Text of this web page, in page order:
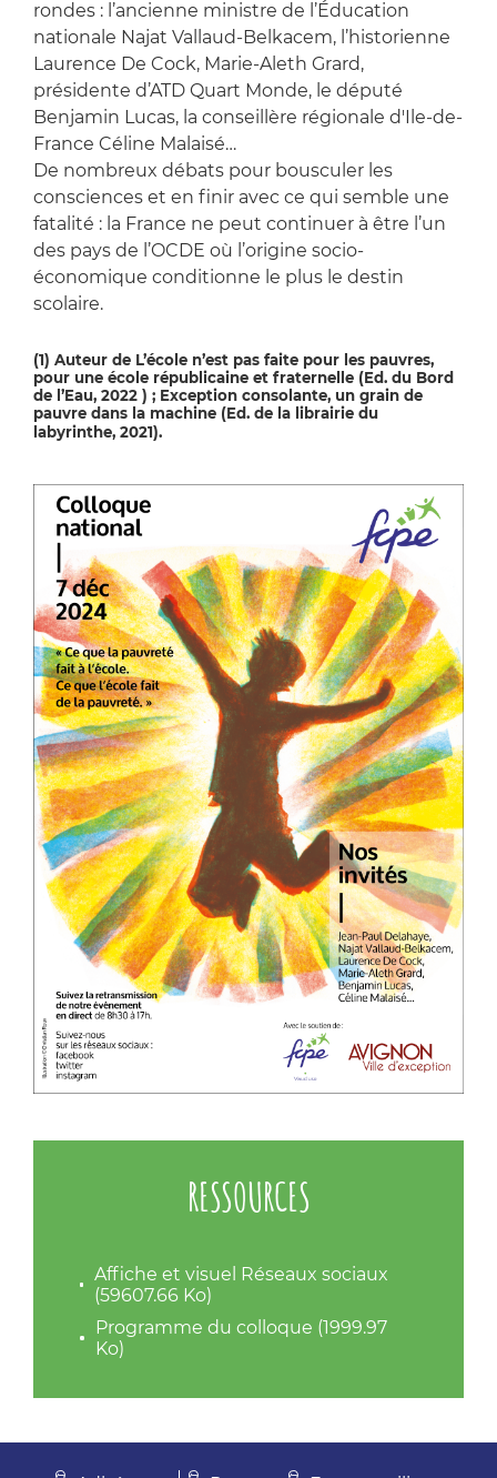
rondes : l’ancienne ministre de l’Éducation
nationale Najat Vallaud-Belkacem, l’historienne
Laurence De Cock, Marie-Aleth Grard,
présidente d’ATD Quart Monde, le député
Benjamin Lucas, la conseillère régionale d'Ile-de-
France Céline Malaisé…
De nombreux débats pour bousculer les
consciences et en finir avec ce qui semble une
fatalité : la France ne peut continuer à être l’un
des pays de l’OCDE où l’origine socio-
économique conditionne le plus le destin
scolaire.
(1) Auteur de L’école n’est pas faite pour les pauvres,
pour une école républicaine et fraternelle (Ed. du Bord
de l’Eau, 2022 ) ; Exception consolante, un grain de
pauvre dans la machine (Ed. de la librairie du
labyrinthe, 2021).
RESSOURCES
Affiche et visuel Réseaux sociaux
(59607.66 Ko)
Programme du colloque (1999.97
Ko)